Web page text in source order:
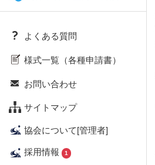
よくある質問
様式一覧（各種申請書）
お問い合わせ
サイトマップ
協会について[管理者]
採用情報 1